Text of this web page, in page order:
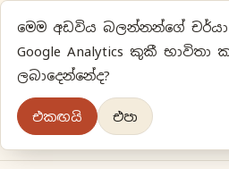
ප්‍රියානිගේ
මුල් පිටුවවර්ගීකරණ
මෙම අඩවිය බලන්නන්ගේ චර්යා
Google Analytics කුකී
ලබාදෙන්නේද?
එකඟයි එපා